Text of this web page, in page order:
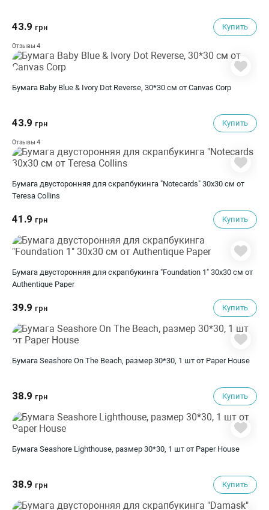
43.9 грн Купить
Отзывы 4
Бумага Baby Blue & Ivory Dot Reverse, 30*30 см от Canvas Corp
43.9 грн Купить
Отзывы 4
Бумага двусторонняя для скрапбукинга "Notecards" 30х30 см от
Teresa Collins
41.9 грн Купить
Бумага двусторонняя для скрапбукинга "Foundation 1" 30х30 см от
Authentique Paper
39.9 грн Купить
Бумага Seashore On The Beach, размер 30*30, 1 шт от Paper House
38.9 грн Купить
Бумага Seashore Lighthouse, размер 30*30, 1 шт от Paper House
38.9 грн Купить